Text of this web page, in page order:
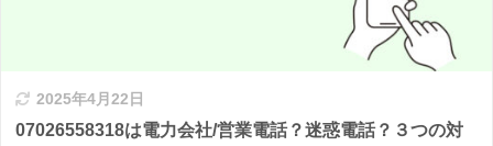
2025年4月22日
07026558318は電力会社/営業電話？迷惑電話？３つの対